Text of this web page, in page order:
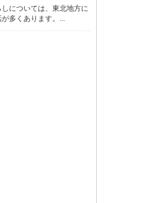
しについては、東北地方に
が多くあります。...